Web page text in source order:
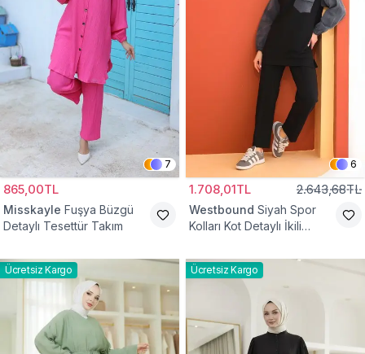
7
865,00TL
Misskayle Fuşya Büzgü
Detaylı Tesettür Takım
6
1.708,01TL 2.643,68TL
Westbound Siyah Spor
Kolları Kot Detaylı İkili
Ücretsiz Kargo Ücretsiz Kargo